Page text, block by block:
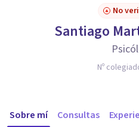
No
Santiago
Nº
Sobre mí Consultas